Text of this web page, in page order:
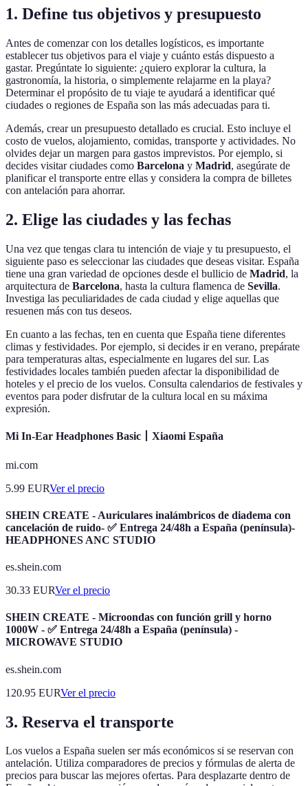
1. Define tus objetivos y presupuesto
Antes de comenzar con los detalles logísticos, es importante
establecer tus objetivos para el viaje y cuánto estás dispuesto a
gastar. Pregúntate lo siguiente: ¿quiero explorar la cultura, la
gastronomía, la historia, o simplemente relajarme en la playa?
Determinar el propósito de tu viaje te ayudará a identificar qué
ciudades o regiones de España son las más adecuadas para ti.
Además, crear un presupuesto detallado es crucial. Esto incluye el
costo de vuelos, alojamiento, comidas, transporte y actividades. No
olvides dejar un margen para gastos imprevistos. Por ejemplo, si
decides visitar ciudades como Barcelona y Madrid, asegúrate de
planificar el transporte entre ellas y considera la compra de billetes
con antelación para ahorrar.
2. Elige las ciudades y las fechas
Una vez que tengas clara tu intención de viaje y tu presupuesto, el
siguiente paso es seleccionar las ciudades que deseas visitar. España
tiene una gran variedad de opciones desde el bullicio de Madrid, la
arquitectura de Barcelona, hasta la cultura flamenca de Sevilla.
Investiga las peculiaridades de cada ciudad y elige aquellas que
resuenen más con tus deseos.
En cuanto a las fechas, ten en cuenta que España tiene diferentes
climas y festividades. Por ejemplo, si decides ir en verano, prepárate
para temperaturas altas, especialmente en lugares del sur. Las
festividades locales también pueden afectar la disponibilidad de
hoteles y el precio de los vuelos. Consulta calendarios de festivales y
eventos para poder disfrutar de la cultura local en su máxima
expresión.
Mi In-Ear Headphones Basic丨Xiaomi España
mi.com
5.99 EURVer el precio
SHEIN CREATE - Auriculares inalámbricos de diadema con
cancelación de ruido- ✅ Entrega 24/48h a España (península)-
HEADPHONES ANC STUDIO
es.shein.com
30.33 EURVer el precio
SHEIN CREATE - Microondas con función grill y horno
1000W - ✅ Entrega 24/48h a España (península) -
MICROWAVE STUDIO
es.shein.com
120.95 EURVer el precio
3. Reserva el transporte
Los vuelos a España suelen ser más económicos si se reservan con
antelación. Utiliza comparadores de precios y fórmulas de alerta de
precios para buscar las mejores ofertas. Para desplazarte dentro de